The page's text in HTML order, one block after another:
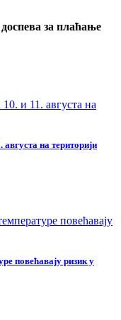
за плаћање
на територији
повећавају ризик у